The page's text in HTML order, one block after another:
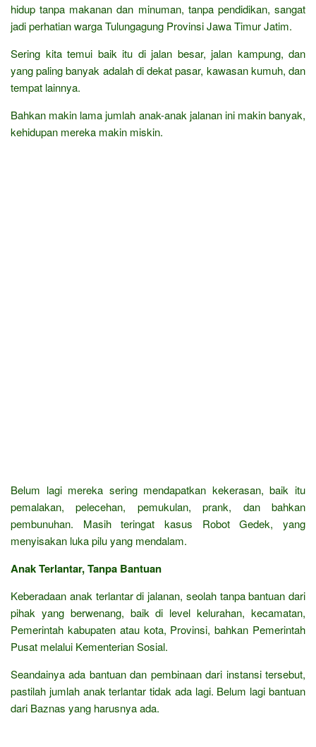
hidup tanpa makanan dan minuman, tanpa pendidikan, sangat
jadi perhatian warga Tulungagung Provinsi Jawa Timur Jatim.
Sering kita temui baik itu di jalan besar, jalan kampung, dan
yang paling banyak adalah di dekat pasar, kawasan kumuh, dan
tempat lainnya.
Bahkan makin lama jumlah anak-anak jalanan ini makin banyak,
kehidupan mereka makin miskin.
Belum lagi mereka sering mendapatkan kekerasan, baik itu
pemalakan, pelecehan, pemukulan, prank, dan bahkan
pembunuhan. Masih teringat kasus Robot Gedek, yang
menyisakan luka pilu yang mendalam.
Anak Terlantar, Tanpa Bantuan
Keberadaan anak terlantar di jalanan, seolah tanpa bantuan dari
pihak yang berwenang, baik di level kelurahan, kecamatan,
Pemerintah kabupaten atau kota, Provinsi, bahkan Pemerintah
Pusat melalui Kementerian Sosial.
Seandainya ada bantuan dan pembinaan dari instansi tersebut,
pastilah jumlah anak terlantar tidak ada lagi. Belum lagi bantuan
dari Baznas yang harusnya ada.